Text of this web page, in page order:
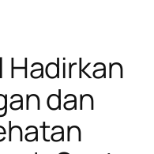
Hadirkan
dan